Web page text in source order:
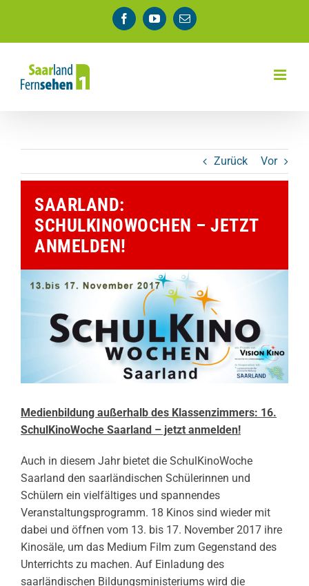
springen
FacebookYouTube
E-
Mail
Zurück Vor
SAARLAND:
SCHULKINOWOCHEN – JETZT
ANMELDEN!
Medienbildung außerhalb des Klassenzimmers: 16.
SchulKinoWoche Saarland – jetzt anmelden!
Auch in diesem Jahr bietet die SchulKinoWoche
Saarland den saarländischen Schülerinnen und
Schülern ein vielfältiges und spannendes
Veranstaltungsprogramm. 18 Kinos sind wieder mit
dabei und öffnen vom 13. bis 17. November 2017 ihre
Kinosäle, um das Medium Film zum Gegenstand des
Unterrichts zu machen. Auf Einladung des
saarländischen Bildungsministeriums wird die